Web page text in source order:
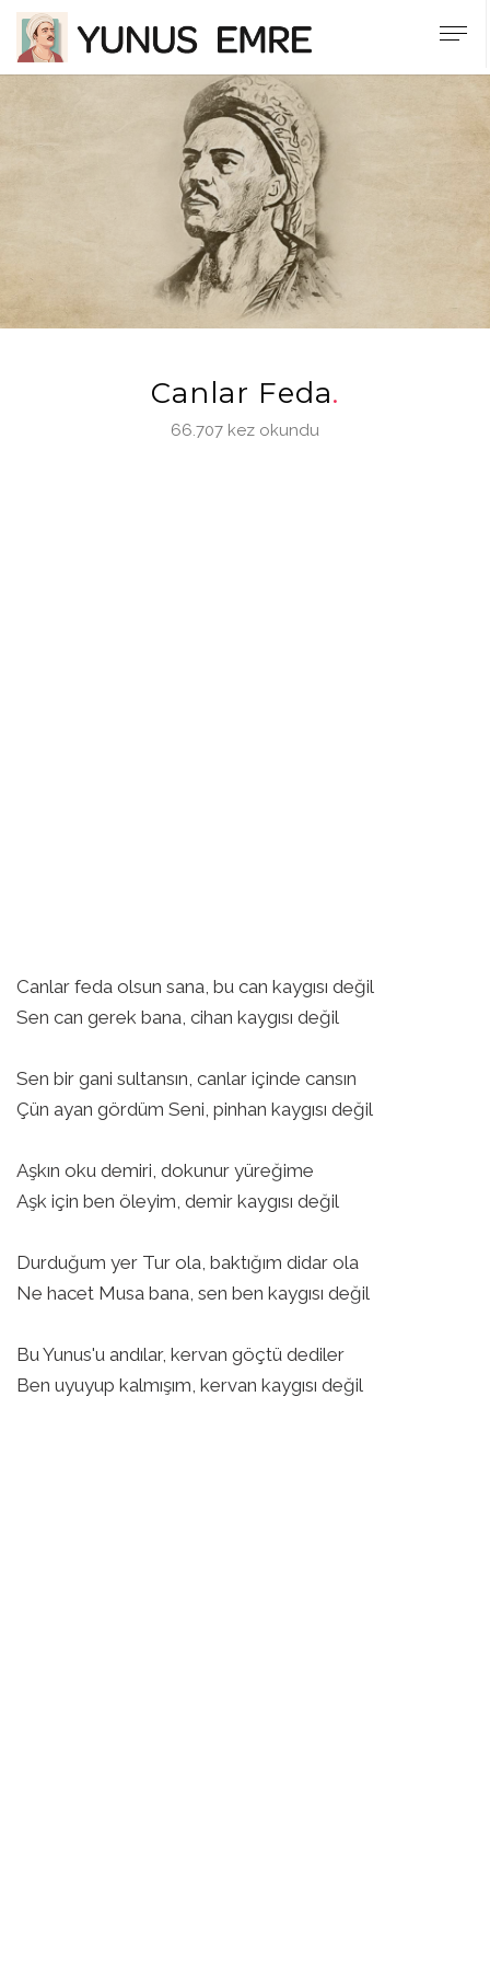
Canlar Feda
66.707 kez okundu
Canlar feda olsun sana, bu can kaygısı değil
Sen can gerek bana, cihan kaygısı değil
Sen bir gani sultansın, canlar içinde cansın
Çün ayan gördüm Seni, pinhan kaygısı değil
Aşkın oku demiri, dokunur yüreğime
Aşk için ben öleyim, demir kaygısı değil
Durduğum yer Tur ola, baktığım didar ola
Ne hacet Musa bana, sen ben kaygısı değil
Bu Yunus'u andılar, kervan göçtü dediler
Ben uyuyup kalmışım, kervan kaygısı değil